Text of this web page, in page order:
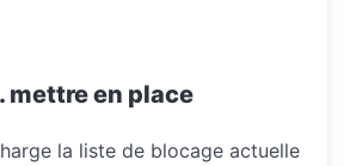
mettre en place
la liste de blocage actuelle